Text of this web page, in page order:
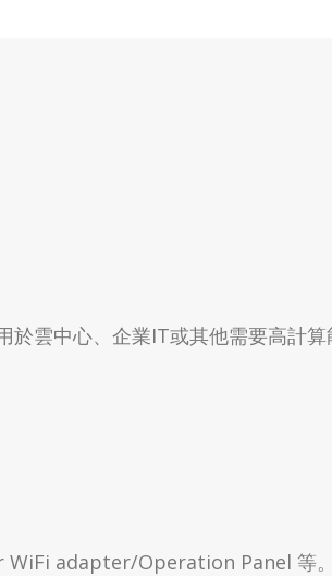
雲中心、企業IT或其他需要高計
adapter/Operation Panel 等。